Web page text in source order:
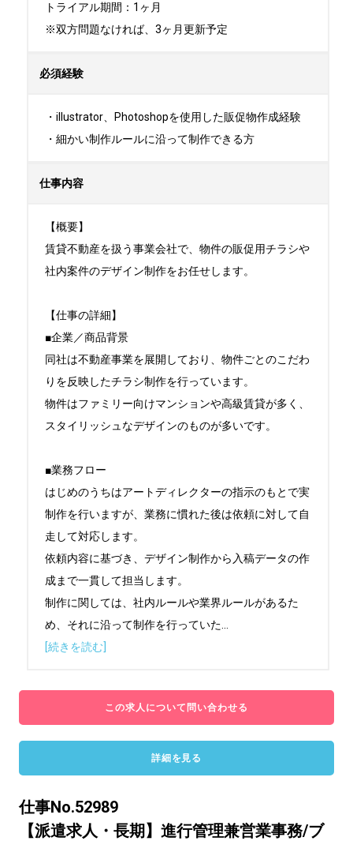
トライアル期間：1ヶ月
※双方問題なければ、3ヶ月更新予定
必須経験
・illustrator、Photoshopを使用した販促物作成経験
・細かい制作ルールに沿って制作できる方
仕事内容
【概要】
賃貸不動産を扱う事業会社で、物件の販促用チラシや
社内案件のデザイン制作をお任せします。
【仕事の詳細】
■企業／商品背景
同社は不動産事業を展開しており、物件ごとのこだわ
りを反映したチラシ制作を行っています。
物件はファミリー向けマンションや高級賃貸が多く、
スタイリッシュなデザインのものが多いです。
■業務フロー
はじめのうちはアートディレクターの指示のもとで実
制作を行いますが、業務に慣れた後は依頼に対して自
走して対応します。
依頼内容に基づき、デザイン制作から入稿データの作
成まで一貫して担当します。
制作に関しては、社内ルールや業界ルールがあるた
め、それに沿って制作を行っていた
[続きを読む]
この求人について問い合わせる
詳細を見る
仕事No.52989
【派遣求人・長期】進行管理兼営業事務/ブ